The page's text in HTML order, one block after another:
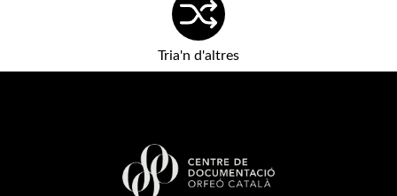
Tria'n d'altres